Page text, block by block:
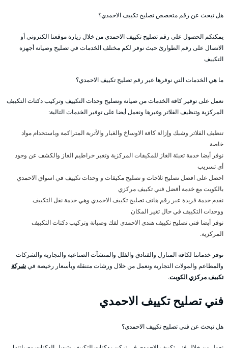
هل تبحث عن رقم متخصص تصليح تكييف الاحمدي؟
يمكنكم الحصول على رقم تصليح تكييف الاحمدي من خلال زيارة موقعنا الكتروني أو
الاتصال على رقم الطوارئ حيث نوفر لكم مختلف الخدمات في تصليح وصيانة أجهزة
التكييف
ما هي الخدمات التي نوفرها عبر رقم تصليح تكييف الاحمدي؟
نعمل على توفير كافة الخدمات من صيانة وتصليح وحدات التكييف وتركيب دكتات التكييف
المركزية وتنظيف الفلاتر وغيرها ونعمل أيضا على توفير الخدمات التالية:
تنظيف الفلاتر وشبك وإزالة كافة الاوساخ والغبار والأتربة المتراكمة وباستخدام مواد
خاصة
نوفر أيضا خدمة تعبئة الغاز للمكيفات المركزية وتغير خراطيم الغاز والكشف عن وجود
أي تسريب
احصل على افضل تصليح ثلاجات و تصليح مكيفات و وحدات تكييف في اسواق الاحمدي
بالكويت مع خدمة أفضل فني تكييف مركزي
نقدم خدمة فريدة عبر رقم هاتف تصليح تكييف الاحمدي وهي خدمة نقل التكييف
ووحدات التكييف في حال تغير المكان
نوفر أيضا فني تصليح تكييف هندي الاحمدي لفك وصيانة وتركيب دكتات التكييف
المركزية.
نوفر خدماتنا لكافة المنازل والفنادق والفلل والمنشآت الصناعية والتجارية والشركات
والمطاعم والمولات التجارية ونعمل من خلال ورشات متنقلة وبأسعار رخيصة فيشركة
تكييف مركزي الكويت.
فني تصليح تكييف الاحمدي
هل تبحث عن فني تصليح تكييف الاحمدي؟